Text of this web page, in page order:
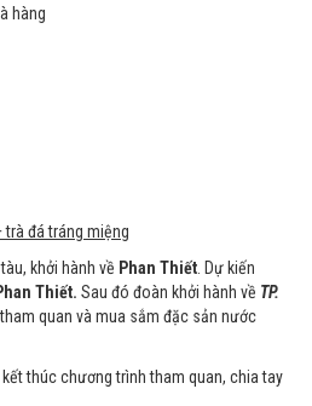
hàng
trà đá tráng miệng
khởi hành về Phan Thiết . Dự kiến
Thiết. Sau đó đoàn khởi hành về TP.
quan và mua sắm đặc sản nước
kết thúc chương trình tham quan, chia tay